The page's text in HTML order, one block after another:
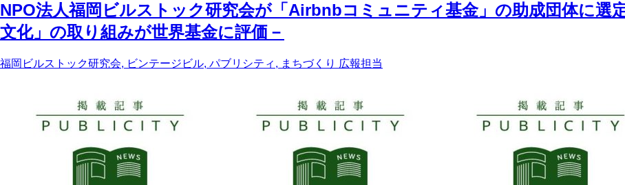
NPO法人福岡ビルストック研究会が「Airbnbコミュニティ基金」の助成団体に選
文化」の取り組みが世界基金に評価－
福岡ビルストック研究会, ビンテージビル, パブリシティ, まちづくり 広報担当